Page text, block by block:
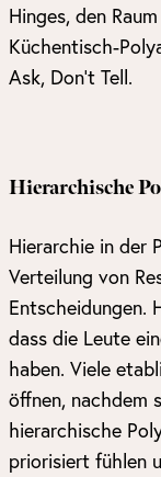
Hinges, den
Küchentisch-
Ask, Don’t Tell.
Hierarchische
Hierarchie in der
Verteilung von
Entscheidungen.
dass die Leute
haben. Viele
öffnen, nachdem
hierarchische
priorisiert fühlen